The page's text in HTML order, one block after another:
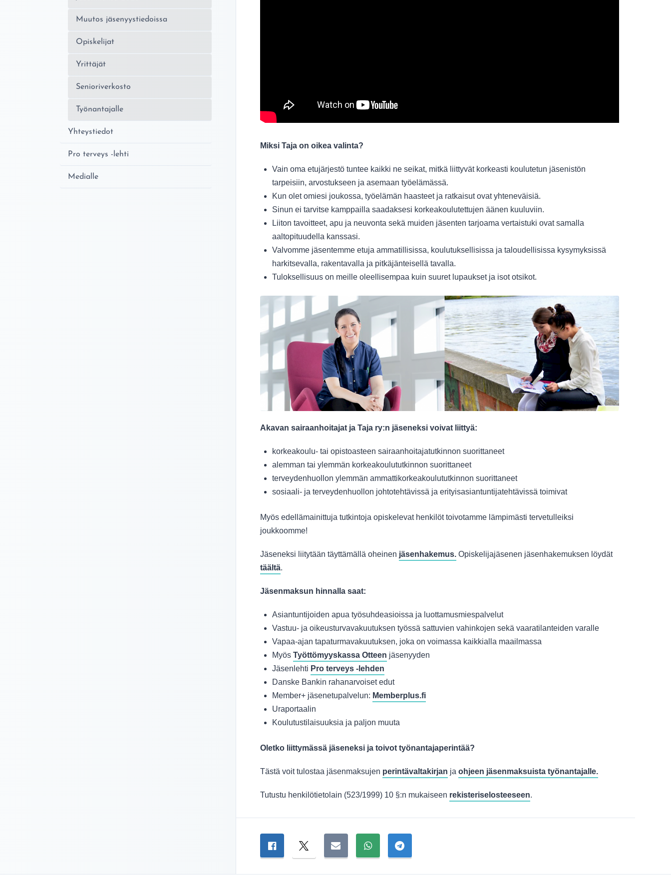
Miksi Taja on oikea valinta?
Vain oma etujärjestö tuntee kaikki ne seikat, mitkä liittyvät korkeasti koulutetun jäsenistön
tarpeisiin, arvostukseen ja asemaan työelämässä.
Kun olet omiesi joukossa, työelämän haasteet ja ratkaisut ovat yhteneväisiä.
Sinun ei tarvitse kamppailla saadaksesi korkeakoulutettujen äänen kuuluviin.
Liiton tavoitteet, apu ja neuvonta sekä muiden jäsenten tarjoama vertaistuki ovat samalla
aaltopituudella kanssasi.
Valvomme jäsentemme etuja ammatillisissa, koulutuksellisissa ja taloudellisissa kysymyksissä
harkitsevalla, rakentavalla ja pitkäjänteisellä tavalla.
Tuloksellisuus on meille oleellisempaa kuin suuret lupaukset ja isot otsikot.
Akavan sairaanhoitajat ja Taja ry:n jäseneksi voivat liittyä:
korkeakoulu- tai opistoasteen sairaanhoitajatutkinnon suorittaneet
alemman tai ylemmän korkeakoulututkinnon suorittaneet
terveydenhuollon ylemmän ammattikorkeakoulututkinnon suorittaneet
sosiaali- ja terveydenhuollon johtotehtävissä ja erityisasiantuntijatehtävissä toimivat
Myös edellämainittuja tutkintoja opiskelevat henkilöt toivotamme lämpimästi tervetulleiksi
joukkoomme!
Jäseneksi liitytään täyttämällä oheinen jäsenhakemus. Opiskelijajäsenen jäsenhakemuksen löydät
täältä.
Jäsenmaksun hinnalla saat:
Asiantuntijoiden apua työsuhdeasioissa ja luottamusmiespalvelut
Vastuu- ja oikeusturvavakuutuksen työssä sattuvien vahinkojen sekä vaaratilanteiden varalle
Vapaa-ajan tapaturmavakuutuksen, joka on voimassa kaikkialla maailmassa
Myös Työttömyyskassa Otteen jäsenyyden
Jäsenlehti Pro terveys -lehden
Danske Bankin rahanarvoiset edut
Member+ jäsenetupalvelun: Memberplus.fi
Uraportaalin
Koulutustilaisuuksia ja paljon muuta
Oletko liittymässä jäseneksi ja toivot työnantajaperintää?
Tästä voit tulostaa jäsenmaksujen perintävaltakirjan ja ohjeen jäsenmaksuista työnantajalle.
Tutustu henkilötietolain (523/1999) 10 §:n mukaiseen rekisteriselosteeseen.
Jaa sivu
Jaa Facebookissa
Jaa TwitterissäJaa sähköpostitse
Jaa WhatsAppissa
Jaa Telegramissa
Muutos jäsenyystiedoissa
Opiskelijat
Yrittäjät
Senioriverkosto
Työnantajalle
Yhteystiedot
Pro terveys -lehti
Medialle